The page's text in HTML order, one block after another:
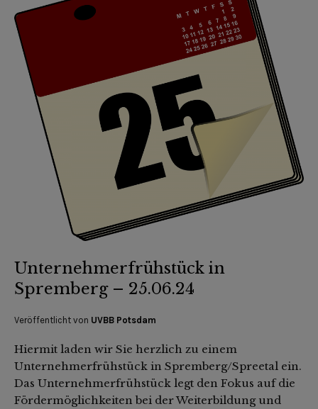
Unternehmerfrühstück in
Spremberg – 25.06.24
Veröffentlicht von UVBB Potsdam
Hiermit laden wir Sie herzlich zu einem
Unternehmerfrühstück in Spremberg/Spreetal ein.
Das Unternehmerfrühstück legt den Fokus auf die
Fördermöglichkeiten bei der Weiterbildung und